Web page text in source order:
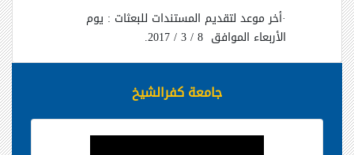
·أخر موعد لتقديم المستندات للبعثات : يوم
الأربعاء الموافق 8 / 3 / 2017.
جامعة كفرالشيخ